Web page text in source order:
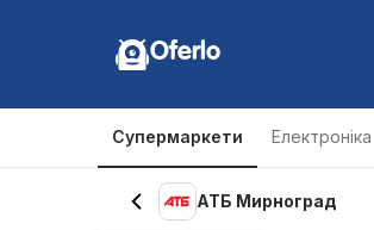
Oferlo
Супермаркети Електроніка
АТБ Мирноград